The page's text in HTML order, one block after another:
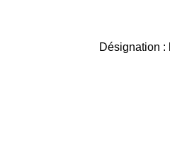
Désignation :